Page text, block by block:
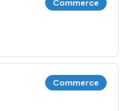
Commerce
Commerce